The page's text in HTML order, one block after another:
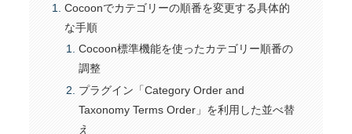
Cocoonでカテゴリーの順番を変更する具体的
な手順
Cocoon標準機能を使ったカテゴリー順番の
調整
プラグイン「Category Order and
Taxonomy Terms Order」を利用した並べ替
え